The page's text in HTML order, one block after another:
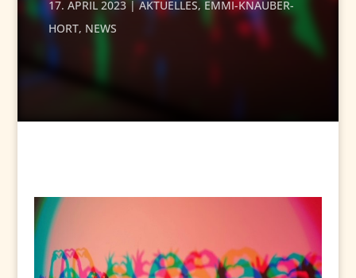
17. APRIL 2023 AKTUELLES, EMMI-KNAUBER-
HORT, NEWS